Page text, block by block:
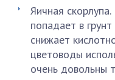
Яичная
попадает в
снижает
цветоводы
очень довольны